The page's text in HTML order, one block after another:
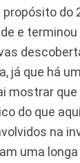
do
e
já que há
mostrar
do que
na
uma